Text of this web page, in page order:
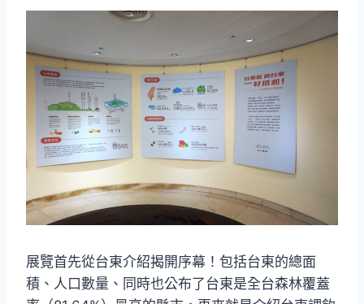
展覽首先從台東介紹揭開序幕！包括台東的總面
積、人口數量、同時也公布了台東是全台森林覆蓋